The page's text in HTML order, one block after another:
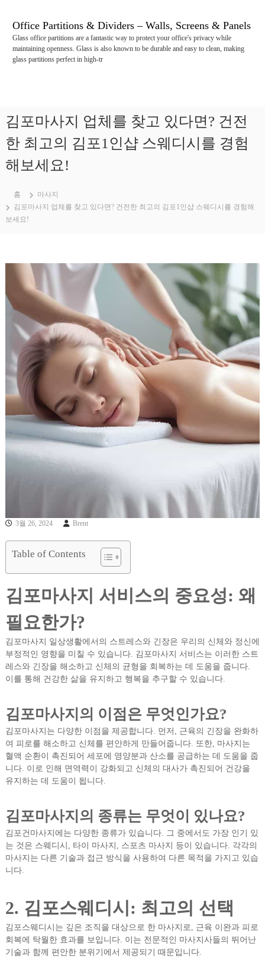
Office Partitions & Dividers – Walls, Screens & Panels
Glass office partitions are a fantastic way to protect your office's privacy while
maintaining openness. Glass is also known to be durable and easy to clean, making
glass partitions perfect in high-tr
김포마사지 업체를 찾고 있다면? 건전
한 최고의 김포1인샵 스웨디시를 경험
해보세요!
홈
마사지
김포마사지 업체를 찾고 있다면? 건전한 최고의 김포1인샵 스웨디시를 경험해
보세요!
3월 26, 2024 Brent
Table of Contents
김포마사지 서비스의 중요성: 왜
필요한가?
김포마사지 일상생활에서의 스트레스와 긴장은 우리의 신체와 정신에
부정적인 영향을 미칠 수 있습니다. 김포마사지 서비스는 이러한 스트
레스와 긴장을 해소하고 신체의 균형을 회복하는 데 도움을 줍니다.
이를 통해 건강한 삶을 유지하고 행복을 추구할 수 있습니다.
김포마사지의 이점은 무엇인가요?
김포마사지는 다양한 이점을 제공합니다. 먼저, 근육의 긴장을 완화하
여 피로를 해소하고 신체를 편안하게 만들어줍니다. 또한, 마사지는
혈액 순환이 촉진되어 세포에 영양분과 산소를 공급하는 데 도움을 줍
니다. 이로 인해 면역력이 강화되고 신체의 대사가 촉진되어 건강을
유지하는 데 도움이 됩니다.
김포마사지의 종류는 무엇이 있나요?
김포건마사지에는 다양한 종류가 있습니다. 그 중에서도 가장 인기 있
는 것은 스웨디시, 타이 마사지, 스포츠 마사지 등이 있습니다. 각각의
마사지는 다른 기술과 접근 방식을 사용하여 다른 목적을 가지고 있습
니다.
2. 김포스웨디시: 최고의 선택
김포스웨디시는 깊은 조직을 대상으로 한 마사지로, 근육 이완과 피로
회복에 탁월한 효과를 보입니다. 이는 전문적인 마사지사들의 뛰어난
기술과 함께 편안한 분위기에서 제공되기 때문입니다.